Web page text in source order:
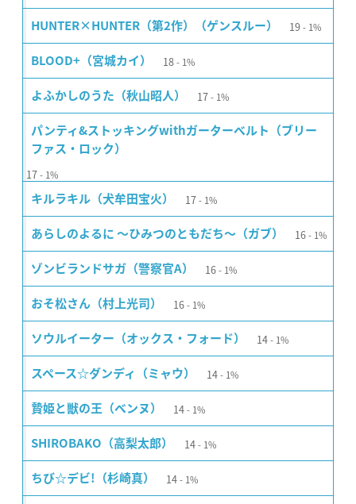
HUNTER×HUNTER（第2作）（ゲンスルー） 19 1%
BLOOD+（宮城カイ） 18 1%
よふかしのうた（秋山昭人） 17 1%
パンティ&ストッキングwithガーターベルト（ブリー
ファス・ロック）
17 1%
キルラキル（犬牟田宝火） 17 1%
あらしのよるに 〜ひみつのともだち〜（ガブ） 16 1%
ゾンビランドサガ（警察官A） 16 1%
おそ松さん（村上光司） 16 1%
ソウルイーター（オックス・フォード） 14 1%
スペース☆ダンディ（ミャウ） 14 1%
贄姫と獣の王（ベンヌ） 14 1%
SHIROBAKO（高梨太郎） 14 1%
ちび☆デビ!（杉崎真） 14 1%